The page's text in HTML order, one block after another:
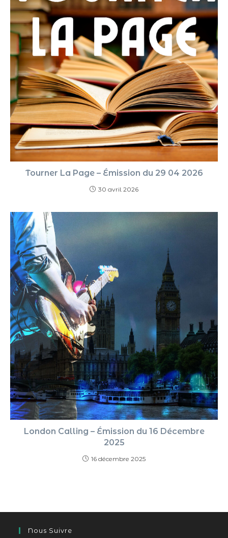
Tourner La Page – Émission du 29 04 2026
30 avril 2026
London Calling – Émission du 16 Décembre
2025
16 décembre 2025
Nous Suivre